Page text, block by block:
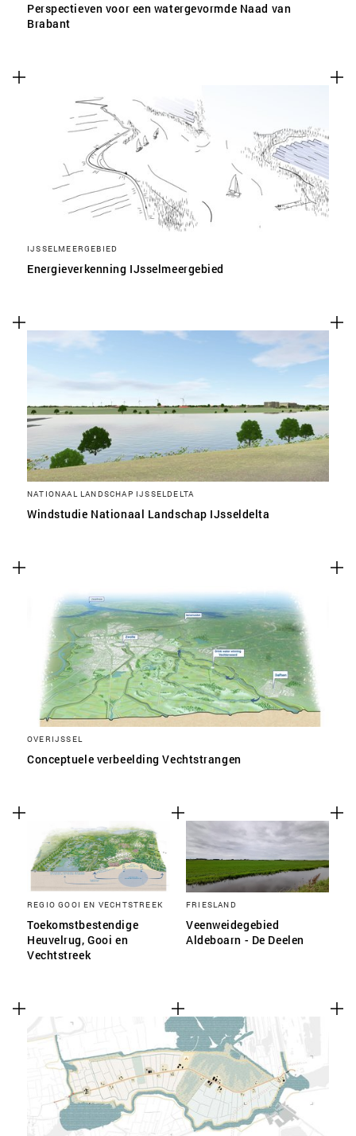
Perspectieven voor een watergevormde Naad van
Brabant
IJSSELMEERGEBIED
Energieverkenning IJsselmeergebied
NATIONAAL LANDSCHAP IJSSELDELTA
Windstudie Nationaal Landschap IJsseldelta
OVERIJSSEL
Conceptuele verbeelding Vechtstrangen
REGIO GOOI EN VECHTSTREEK
Toekomstbestendige
Heuvelrug, Gooi en
Vechtstreek
FRIESLAND
Veenweidegebied
Aldeboarn - De Deelen